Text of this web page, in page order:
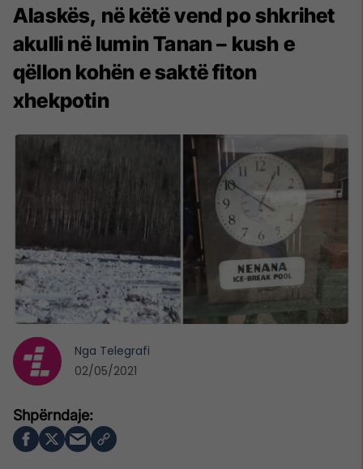
Alaskës, në këtë vend po shkrihet
akulli në lumin Tanan – kush e
qëllon kohën e saktë fiton
xhekpotin
Nga Telegrafi
02/05/2021